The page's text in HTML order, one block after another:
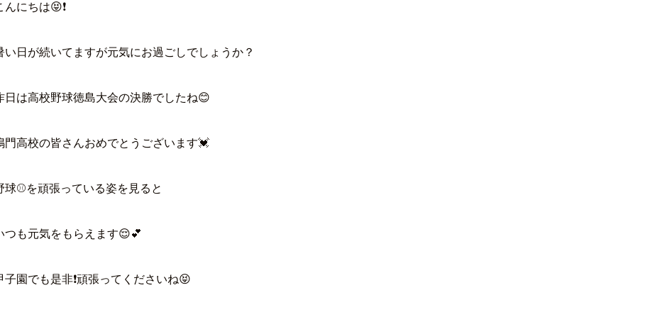
んにちは😝❗
い日が続いてますが元気にお過ごしでしょうか？
日は高校野球徳島大会の決勝でしたね😊
門高校の皆さんおめでとうございます💓
球⚾を頑張っている姿を見ると
つも元気をもらえます😌💕
子園でも是非❗頑張ってくださいね😝